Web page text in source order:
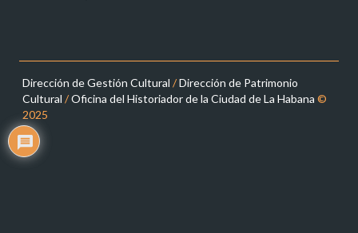
Dirección de Gestión Cultural /Dirección de Patrimonio
Cultural /Oficina del Historiador de la Ciudad de La Habana©
2025